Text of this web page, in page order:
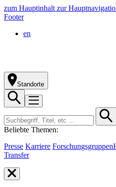
zum Hauptinhalt zur
Footer
en
Standorte
Beliebte Themen:
Presse Karriere Forschungsgruppen
Transfer